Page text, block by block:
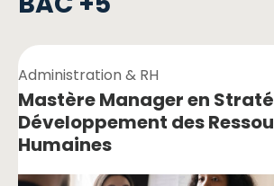
Administration & RH
Mastère Manager en
Développement des
Humaines